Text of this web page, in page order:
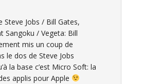
Steve Jobs / Bill Gates,
Sangoku / Vegeta: Bill
mis un coup de
le dos de Steve Jobs
la base c’est Micro Soft: la
applis pour Apple